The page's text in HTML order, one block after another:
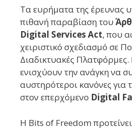
Τα ευρήματα της έρευνας
πιθανή παραβίαση του
Digital Services Act, που
χειριστικό σχεδιασμό σε
Διαδικτυακές
ενισχύουν την ανάγκη να
αυστηρότεροι κανόνες για
στον επερχόμενο Digital
Η Bits of Freedom